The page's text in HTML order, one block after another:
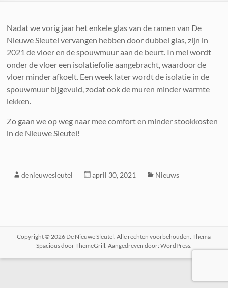
in
de
buurt!
Nadat we vorig jaar het enkele glas van de ramen van De
Nieuwe Sleutel vervangen hebben door dubbel glas, zijn in
2021 de vloer en de spouwmuur aan de beurt. In mei wordt
onder de vloer een isolatiefolie aangebracht, waardoor de
vloer minder afkoelt. Een week later wordt de isolatie in de
spouwmuur bijgevuld, zodat ook de muren minder warmte
lekken.
Zo gaan we op weg naar mee comfort en minder stookkosten
in de Nieuwe Sleutel!
denieuwesleutel april 30, 2021 Nieuws
Copyright © 2026 De Nieuwe Sleutel . Alle rechten voorbehouden. Thema
Spaciousdoor ThemeGrill. Aangedreven door: WordPress.